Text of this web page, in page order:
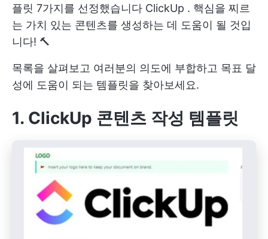
플릿 7가지를 선정했습니다 ClickUp . 핵심을 찌르
는 가치 있는 콘텐츠를 생성하는 데 도움이 될 것입
니다! 🔨
목록을 살펴보고 여러분의 의도에 부합하고 목표 달
성에 도움이 되는 템플릿을 찾아보세요.
1. ClickUp 콘텐츠 작성 템플릿